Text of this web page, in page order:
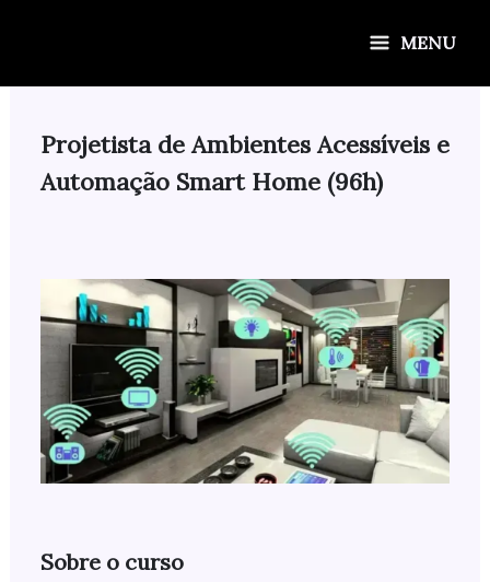
MENU
Projetista de Ambientes Acessíveis e
Automação Smart Home (96h)
Sobre o curso